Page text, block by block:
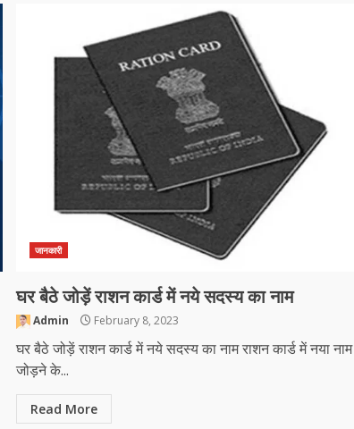
जानकारी
घर बैठे जोड़ें राशन कार्ड में नये सदस्य का नाम
Admin February 8, 2023
घर बैठे जोड़ें राशन कार्ड में नये सदस्य का नाम राशन कार्ड में नया नाम
जोड़ने के...
Read More